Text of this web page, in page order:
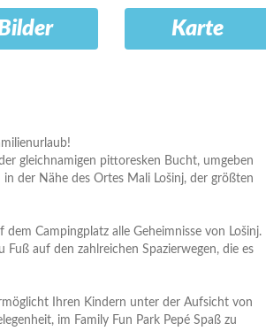
Karte
gleichnamigen pittoresken Bucht, umgeben
der Nähe des Ortes Mali Lošinj, der größten
Campingplatz alle Geheimnisse von Lošinj.
Fuß auf den zahlreichen Spazierwegen, die es
Ihren Kindern unter der Aufsicht von
im Family Fun Park Pepé Spaß zu